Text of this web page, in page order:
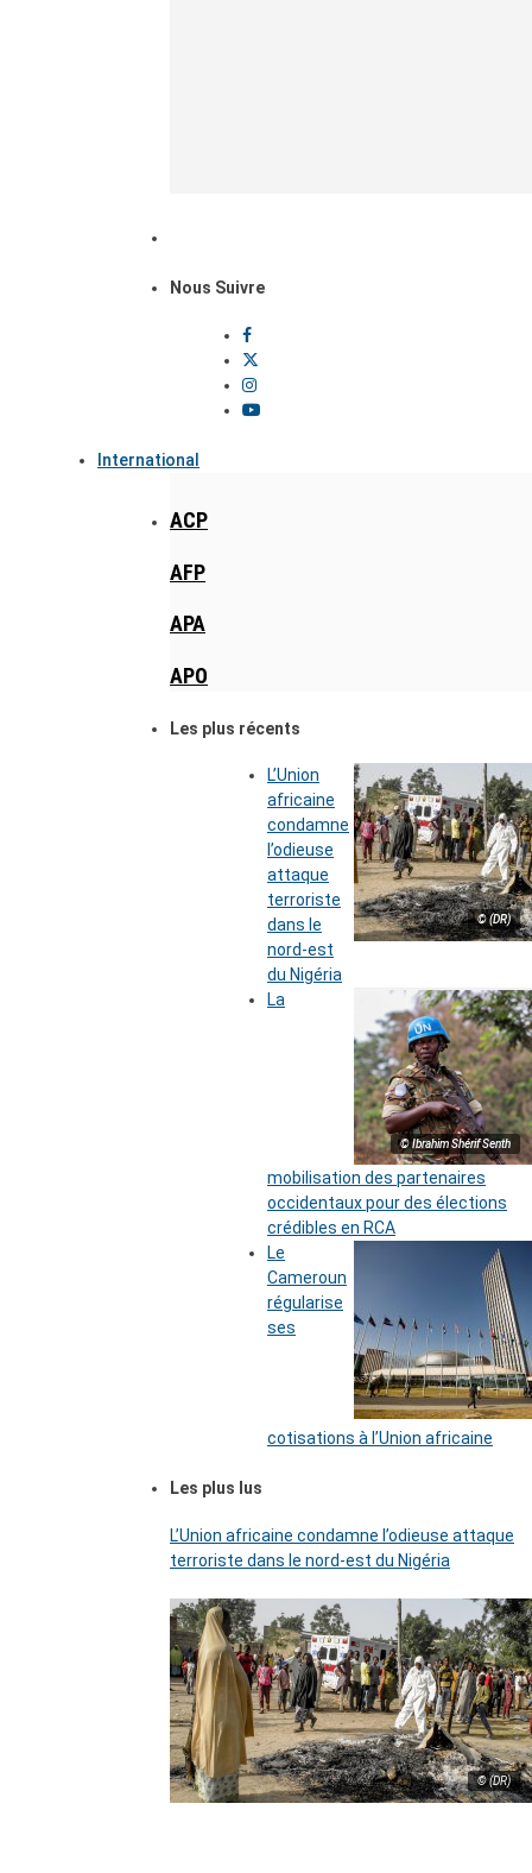
Nous Suivre
International
ACP
AFP
APA
APO
Les plus récents
© (DR)
L’Union
africaine
condamne
l’odieuse
attaque
terroriste
dans le
nord-est
du Nigéria
© Ibrahim Shérif Senth
La
mobilisation des partenaires
occidentaux pour des élections
crédibles en RCA
Le
Cameroun
régularise
ses
cotisations à l’Union africaine
Les plus lus
L’Union africaine condamne l’odieuse attaque
terroriste dans le nord-est du Nigéria
© (DR)